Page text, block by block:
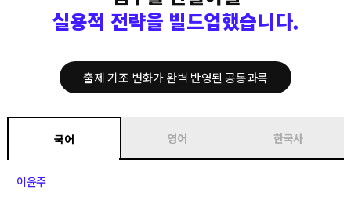
실용적 전략을 빌드업했습니다.
출제 기조 변화가 완벽 반영된 공통과목
국어 영어 한국사
이윤주